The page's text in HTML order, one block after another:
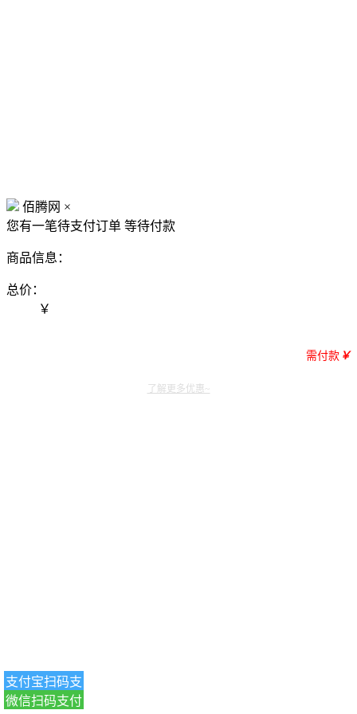
佰腾网 ×
您有一笔待支付订单 等待付款
商品信息：
总价：
￥
需付款 ￥
支付宝扫码支
付
微信扫码支付
了解更多优惠~